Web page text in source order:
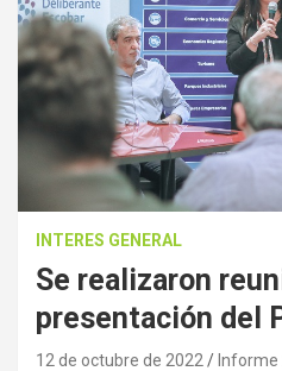
INTERES GENERAL
Se realizaron
presentación del
12 de octubre de 2022 Informe